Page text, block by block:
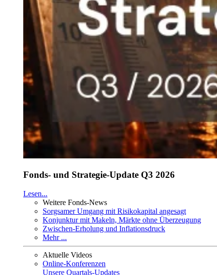
Fonds- und Strategie-Update Q3 2026
Lesen...
Weitere Fonds-News
Sorgsamer Umgang mit Risikokapital angesagt
Konjunktur mit Makeln, Märkte ohne Überzeugung
Zwischen-Erholung und Inflationsdruck
Mehr ...
Aktuelle Videos
Online-Konferenzen
Unsere Quartals-Updates